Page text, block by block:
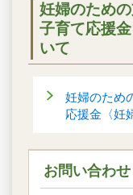
妊婦のため
子育て応援
いて
妊婦のため
応援金〈妊
お問い合わせ